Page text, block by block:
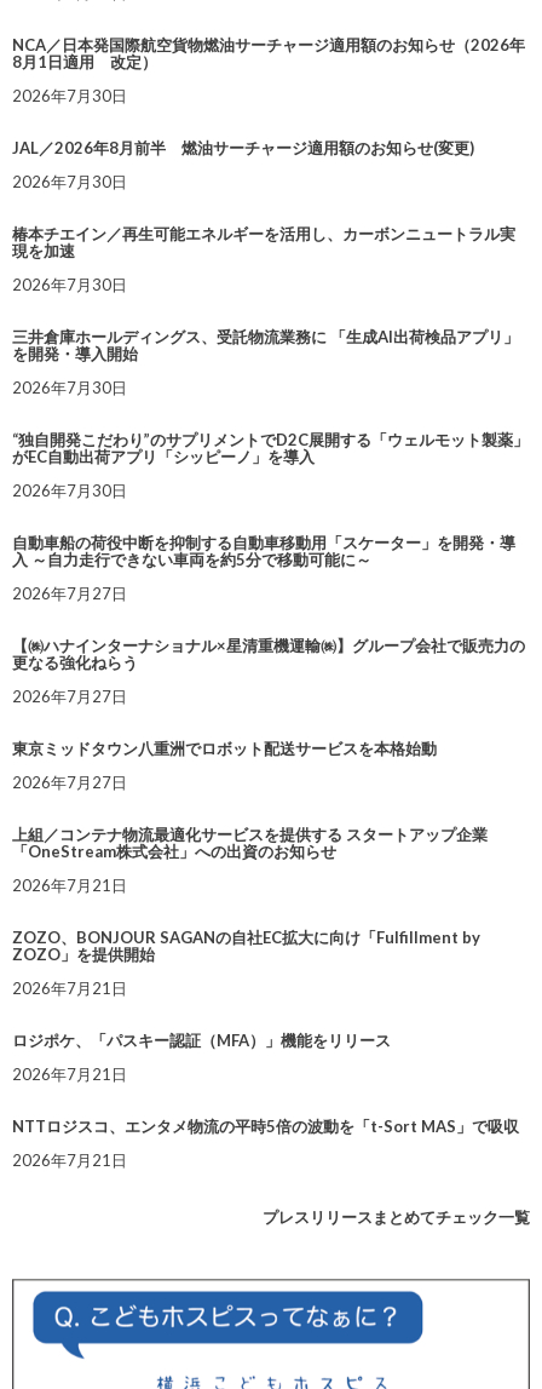
NCA／日本発国際航空貨物燃油サーチャージ適用額のお知らせ（2026年
8月1日適用 改定）
2026年7月30日
JAL／2026年8月前半 燃油サーチャージ適用額のお知らせ(変更)
2026年7月30日
椿本チエイン／再生可能エネルギーを活用し、カーボンニュートラル実
現を加速
2026年7月30日
三井倉庫ホールディングス、受託物流業務に 「生成AI出荷検品アプリ」
を開発・導入開始
2026年7月30日
“独自開発こだわり”のサプリメントでD2C展開する「ウェルモット製薬」
がEC自動出荷アプリ「シッピーノ」を導入
2026年7月30日
自動車船の荷役中断を抑制する自動車移動用「スケーター」を開発・導
入 ～自力走行できない車両を約5分で移動可能に～
2026年7月27日
【㈱ハナインターナショナル×星清重機運輸㈱】グループ会社で販売力の
更なる強化ねらう
2026年7月27日
東京ミッドタウン八重洲でロボット配送サービスを本格始動
2026年7月27日
上組／コンテナ物流最適化サービスを提供する スタートアップ企業
「OneStream株式会社」への出資のお知らせ
2026年7月21日
ZOZO、BONJOUR SAGANの自社EC拡大に向け「Fulfillment by
ZOZO」を提供開始
2026年7月21日
ロジポケ、「パスキー認証（MFA）」機能をリリース
2026年7月21日
NTTロジスコ、エンタメ物流の平時5倍の波動を「t-Sort MAS」で吸収
2026年7月21日
プレスリリースまとめてチェック一覧